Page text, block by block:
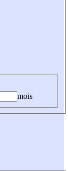
mois